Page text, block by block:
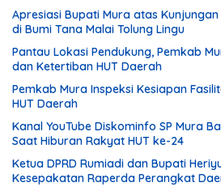
Apresiasi Bupati Mura atas
di Bumi Tana Malai Tolung Lingu
Pantau Lokasi Pendukung, Pemkab
dan Ketertiban HUT Daerah
Pemkab Mura Inspeksi Kesiapan
HUT Daerah
Kanal YouTube Diskominfo SP Mura
Saat Hiburan Rakyat HUT ke-24
Ketua DPRD Rumiadi dan Bupati
Kesepakatan Raperda Perangkat